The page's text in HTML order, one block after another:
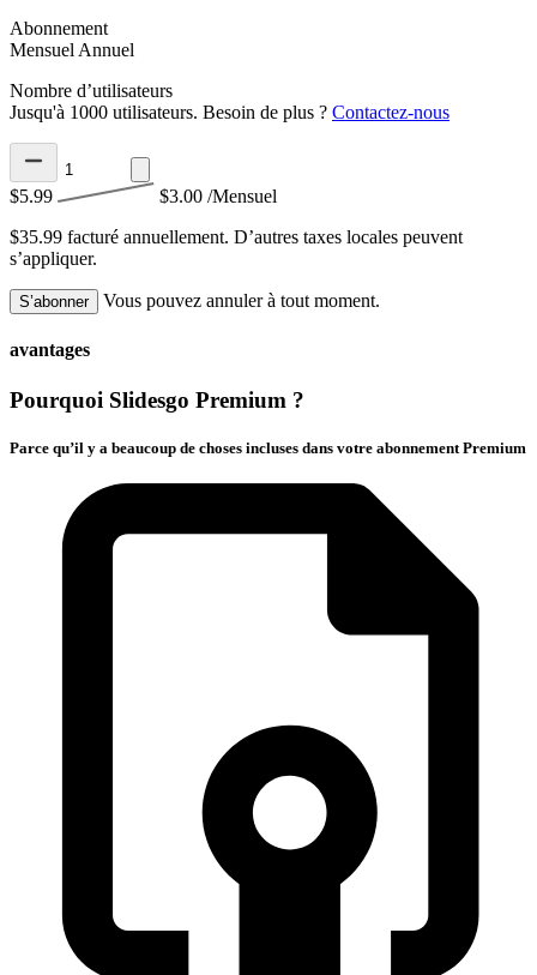
Abonnement
Mensuel Annuel
Nombre d’utilisateurs
Jusqu'à 1000 utilisateurs. Besoin de plus ? Contactez-nous
$5.99 $3.00 /Mensuel
$35.99 facturé annuellement. D’autres taxes locales peuvent
s’appliquer.
S’abonner Vous pouvez annuler à tout moment.
avantages
Pourquoi Slidesgo Premium ?
Parce qu’il y a beaucoup de choses incluses dans votre abonnement Premium